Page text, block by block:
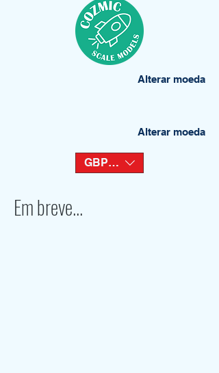
Alterar moeda
Alterar moeda
GBP (£)
Em breve...